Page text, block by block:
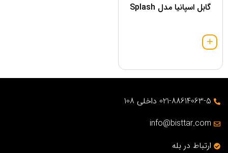
گابل اسپانیا مدل Splash
021-88614063-5 داخلی 108
info@bisttar.com
ارتباط در بله